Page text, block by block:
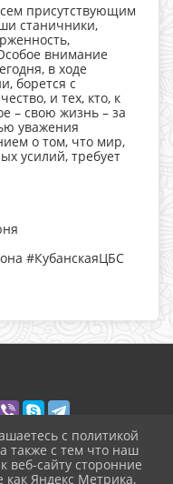
присутствующим
станичники,
внимание
в ходе
борется с
и тех, кто, к
– свою жизнь – за
уважения
о том, что мир,
усилий, требует
#КубанскаяЦБС
с политикой
также с тем что наш
веб-сайту сторонние
как Яндекс Метрика,